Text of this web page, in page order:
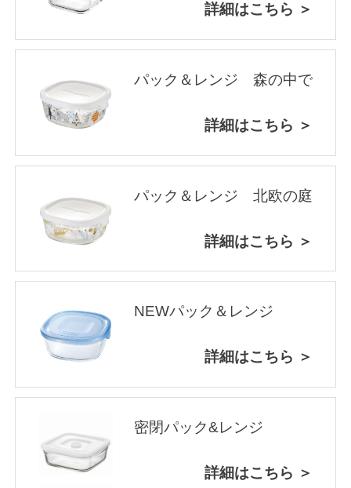
詳細はこちら ＞
パック＆レンジ 森の中で
詳細はこちら ＞
パック＆レンジ 北欧の庭
詳細はこちら ＞
NEWパック＆レンジ
詳細はこちら ＞
密閉パック&レンジ
詳細はこちら ＞